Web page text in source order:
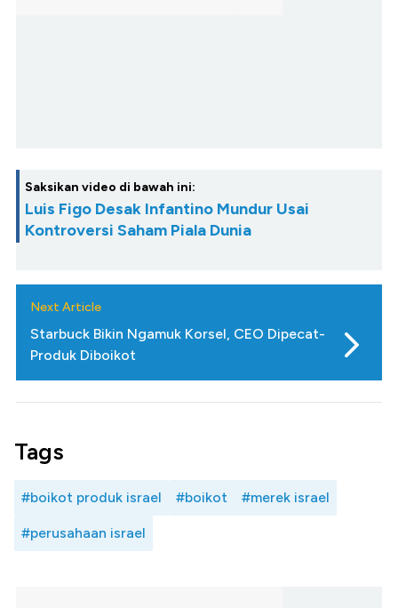
Saksikan video di bawah ini:
Luis Figo Desak Infantino Mundur Usai
Kontroversi Saham Piala Dunia
Next Article
Starbuck Bikin Ngamuk Korsel, CEO Dipecat-
Produk Diboikot
Tags
#boikot produk israel #boikot #merek israel
#perusahaan israel